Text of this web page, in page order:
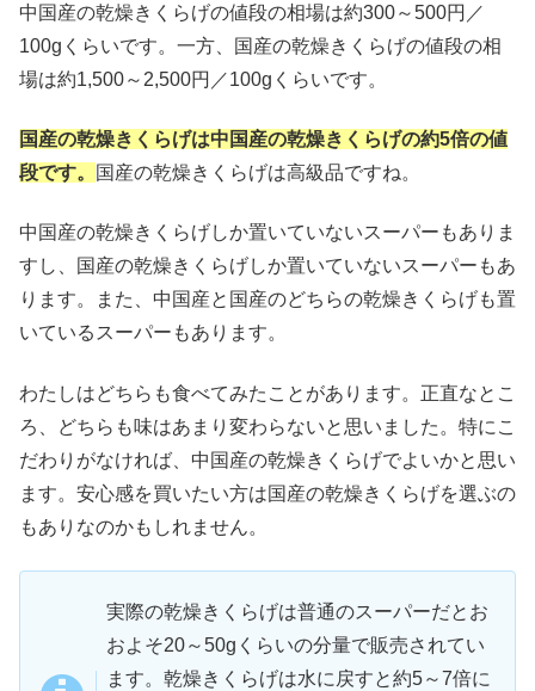
中国産の乾燥きくらげの値段の相場は約300～500円／
100gくらいです。一方、国産の乾燥きくらげの値段の相
場は約1,500～2,500円／100gくらいです。
国産の乾燥きくらげは中国産の乾燥きくらげの約5倍の値
段です。
国産の乾燥きくらげは高級品ですね。
中国産の乾燥きくらげしか置いていないスーパーもありま
すし、国産の乾燥きくらげしか置いていないスーパーもあ
ります。また、中国産と国産のどちらの乾燥きくらげも置
いているスーパーもあります。
わたしはどちらも食べてみたことがあります。正直なとこ
ろ、どちらも味はあまり変わらないと思いました。特にこ
だわりがなければ、中国産の乾燥きくらげでよいかと思い
ます。安心感を買いたい方は国産の乾燥きくらげを選ぶの
もありなのかもしれません。
実際の乾燥きくらげは普通のスーパーだとお
およそ20～50gくらいの分量で販売されてい
ます。乾燥きくらげは水に戻すと約5～7倍に